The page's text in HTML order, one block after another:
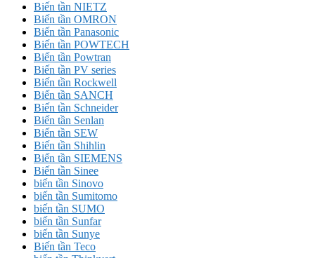
Biến tần NIETZ
Biến tần OMRON
Biến tần Panasonic
Biến tần POWTECH
Biến tần Powtran
Biến tần PV series
Biến tần Rockwell
Biến tần SANCH
Biến tần Schneider
Biến tần Senlan
Biến tần SEW
Biến tần Shihlin
Biến tần SIEMENS
Biến tần Sinee
biến tần Sinovo
biến tần Sumitomo
biến tần SUMO
biến tần Sunfar
biến tần Sunye
Biến tần Teco